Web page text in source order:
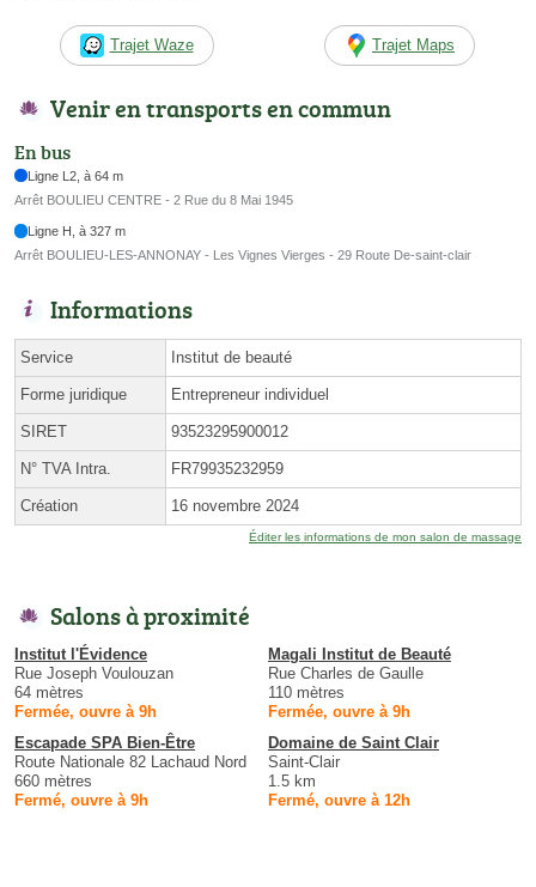
Trajet Waze Trajet Maps
Venir en transports en commun
En bus
Ligne L2, à 64 m
Arrêt BOULIEU CENTRE - 2 Rue du 8 Mai 1945
Ligne H, à 327 m
Arrêt BOULIEU-LES-ANNONAY - Les Vignes Vierges - 29 Route De-saint-clair
Informations
Service Institut de beauté
Forme juridique Entrepreneur individuel
SIRET 93523295900012
N° TVA Intra. FR79935232959
Création 16 novembre 2024
Éditer les informations de mon salon de massage
Salons à proximité
Institut l'Évidence
Rue Joseph Voulouzan
64 mètres
Fermée, ouvre à 9h
Magali Institut de Beauté
Rue Charles de Gaulle
110 mètres
Fermée, ouvre à 9h
Escapade SPA Bien-Être
Route Nationale 82 Lachaud Nord
660 mètres
Fermé, ouvre à 9h
Domaine de Saint Clair
Saint-Clair
1.5 km
Fermé, ouvre à 12h